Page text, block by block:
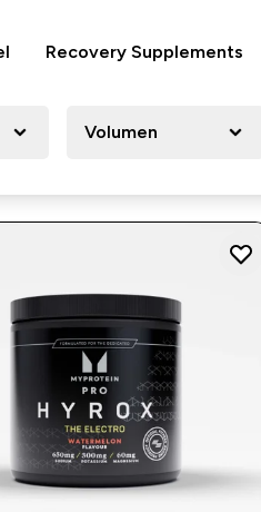
Recovery Supplements
Volumen